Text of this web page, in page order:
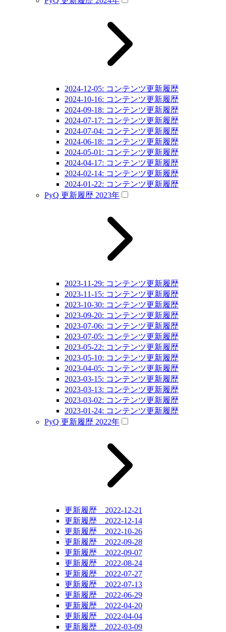
2024-12-05: コンテンツ更新履歴
2024-10-16: コンテンツ更新履歴
2024-09-18: コンテンツ更新履歴
2024-07-17: コンテンツ更新履歴
2024-07-04: コンテンツ更新履歴
2024-06-18: コンテンツ更新履歴
2024-05-01: コンテンツ更新履歴
2024-04-17: コンテンツ更新履歴
2024-02-14: コンテンツ更新履歴
2024-01-22: コンテンツ更新履歴
PyQ 更新履歴 2023年
2023-11-29: コンテンツ更新履歴
2023-11-15: コンテンツ更新履歴
2023-10-30: コンテンツ更新履歴
2023-09-20: コンテンツ更新履歴
2023-07-06: コンテンツ更新履歴
2023-07-05: コンテンツ更新履歴
2023-05-22: コンテンツ更新履歴
2023-05-10: コンテンツ更新履歴
2023-04-05: コンテンツ更新履歴
2023-03-15: コンテンツ更新履歴
2023-03-13: コンテンツ更新履歴
2023-03-02: コンテンツ更新履歴
2023-01-24: コンテンツ更新履歴
PyQ 更新履歴 2022年
更新履歴 2022-12-21
更新履歴 2022-12-14
更新履歴 2022-10-26
更新履歴 2022-09-28
更新履歴 2022-09-07
更新履歴 2022-08-24
更新履歴 2022-07-27
更新履歴 2022-07-13
更新履歴 2022-06-29
更新履歴 2022-04-20
更新履歴 2022-04-04
更新履歴 2022-03-09